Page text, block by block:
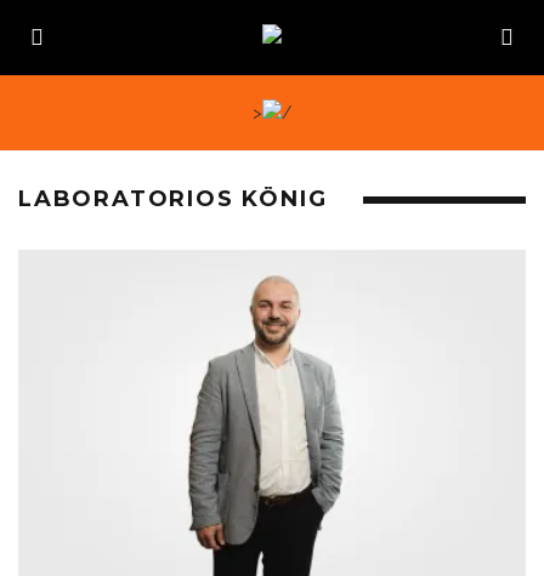
>
LABORATORIOS KÖNIG